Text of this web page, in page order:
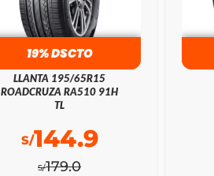
19% DSCTO
LLANTA 195/65R15
ROADCRUZA RA510 91H
TL
S/179.0
S/144.9